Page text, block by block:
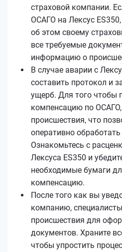
страховой компании.
ОСАГО на Лексус
об этом своему
все требуемые
информацию о
В случае аварии с
составить протокол и
ущерб. Для того чтобы
компенсацию по ОСАГО,
происшествия, что
оперативно
Ознакомьтесь с
Лексуса ES350 и
необходимые бумаги
компенсацию.
После того как вы
компанию,
происшествия для
документов. Храните
чтобы упростить